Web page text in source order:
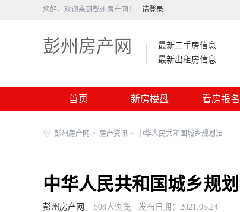
您好，欢迎来到彭州房产网！ 请登录
彭州房产网
最新二手房信息
最新出租房信息
首页 新房楼盘 看房报名
彭州房产网 > 房产资讯 > 中华人民共和国城乡规划法
中华人民共和国城乡规
彭州房产网 508人浏览 发布日期：2021.05.24